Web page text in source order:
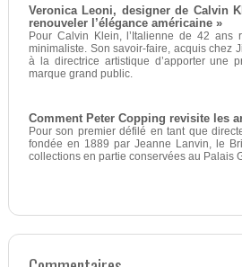
Veronica Leoni, designer de Calvin
renouveler l’élégance américaine »
Pour Calvin Klein, l’Italienne de 42 ans
minimaliste. Son savoir-faire, acquis chez
à la directrice artistique d’apporter une
marque grand public.
Comment Peter Copping revisite les
Pour son premier défilé en tant que
fondée en 1889 par Jeanne Lanvin, le
collections en partie conservées au Palais